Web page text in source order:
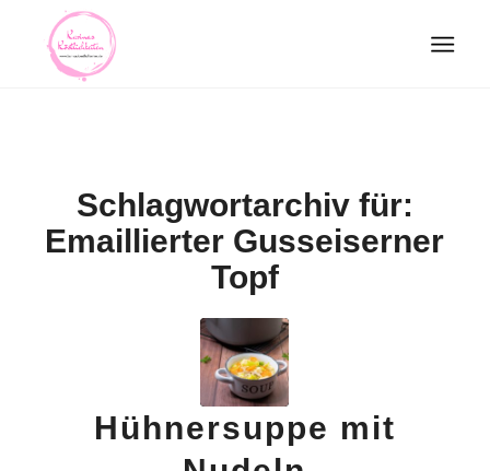
Schlagwortarchiv für:
Emaillierter Gusseiserner
Topf
Hühnersuppe mit